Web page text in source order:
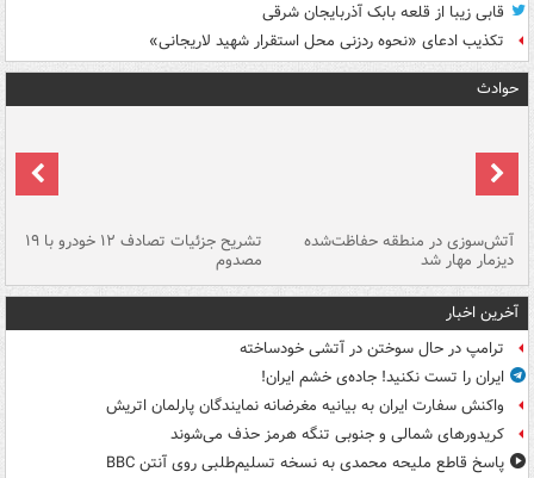
قابی زیبا از قلعه بابک آذربایجان شرقی
تکذیب ادعای «نحوه ردزنی محل استقرار شهید لاریجانی»
حوادث
آتش‌سوزی در منطقه حفاظت‌شده
دیزمار مهار شد
تشریح جزئیات تصادف ۱۲ خودرو با ۱۹
مصدوم
آخرین اخبار
ترامپ در حال سوختن در آتشی خودساخته
ایران را تست نکنید! جاده‌ی خشم ایران!
واکنش سفارت ایران به بیانیه مغرضانه نمایندگان پارلمان اتریش
کریدورهای شمالی و جنوبی تنگه هرمز حذف می‌شوند
پاسخ قاطع ملیحه محمدی به نسخه تسلیم‌طلبی روی آنتن BBC